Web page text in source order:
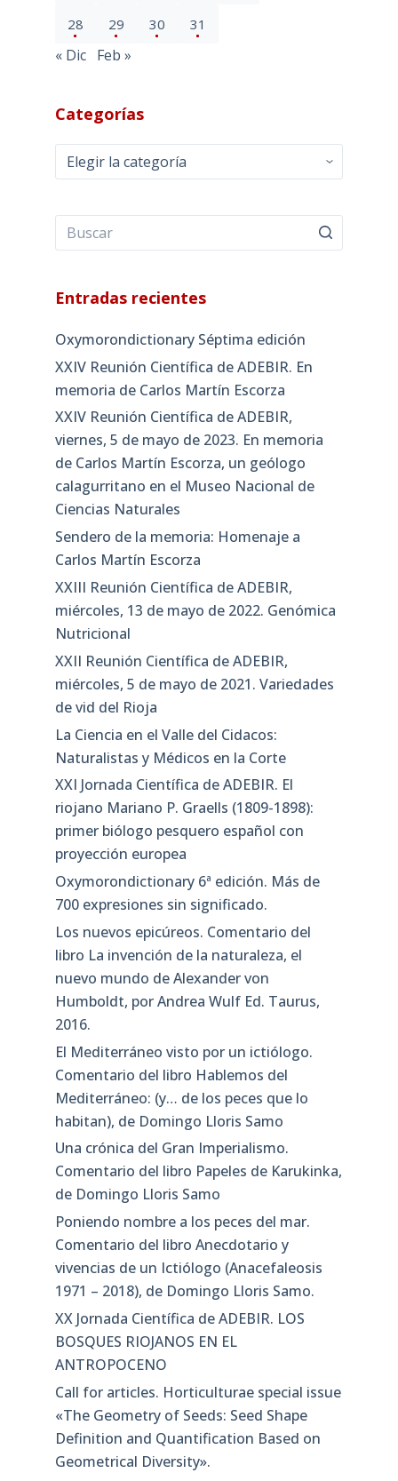
28 29 30 31
« Dic Feb »
Categorías
Categorías
Entradas recientes
Oxymorondictionary Séptima edición
XXIV Reunión Científica de ADEBIR. En
memoria de Carlos Martín Escorza
XXIV Reunión Científica de ADEBIR,
viernes, 5 de mayo de 2023. En memoria
de Carlos Martín Escorza, un geólogo
calagurritano en el Museo Nacional de
Ciencias Naturales
Sendero de la memoria: Homenaje a
Carlos Martín Escorza
XXIII Reunión Científica de ADEBIR,
miércoles, 13 de mayo de 2022. Genómica
Nutricional
XXII Reunión Científica de ADEBIR,
miércoles, 5 de mayo de 2021. Variedades
de vid del Rioja
La Ciencia en el Valle del Cidacos:
Naturalistas y Médicos en la Corte
XXI Jornada Científica de ADEBIR. El
riojano Mariano P. Graells (1809-1898):
primer biólogo pesquero español con
proyección europea
Oxymorondictionary 6ª edición. Más de
700 expresiones sin significado.
Los nuevos epicúreos. Comentario del
libro La invención de la naturaleza, el
nuevo mundo de Alexander von
Humboldt, por Andrea Wulf Ed. Taurus,
2016.
El Mediterráneo visto por un ictiólogo.
Comentario del libro Hablemos del
Mediterráneo: (y… de los peces que lo
habitan), de Domingo Lloris Samo
Una crónica del Gran Imperialismo.
Comentario del libro Papeles de Karukinka,
de Domingo Lloris Samo
Poniendo nombre a los peces del mar.
Comentario del libro Anecdotario y
vivencias de un Ictiólogo (Anacefaleosis
1971 – 2018), de Domingo Lloris Samo.
XX Jornada Científica de ADEBIR. LOS
BOSQUES RIOJANOS EN EL
ANTROPOCENO
Call for articles. Horticulturae special issue
«The Geometry of Seeds: Seed Shape
Definition and Quantification Based on
Geometrical Diversity»​.